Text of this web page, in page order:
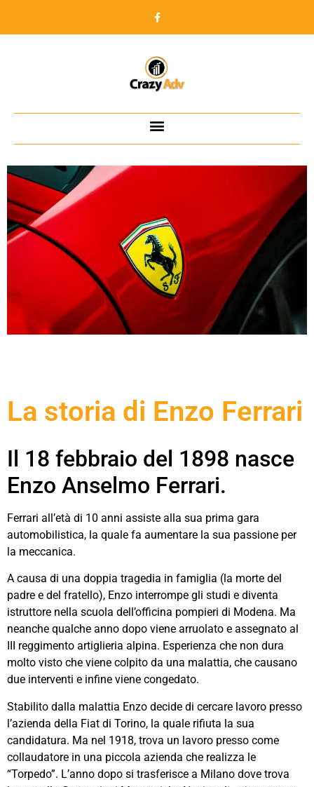
La storia di Enzo Ferrari
Il 18 febbraio del 1898 nasce
Enzo Anselmo Ferrari.
Ferrari all’età di 10 anni assiste alla sua prima gara
automobilistica, la quale fa aumentare la sua passione per
la meccanica.
A causa di una doppia tragedia in famiglia (la morte del
padre e del fratello), Enzo interrompe gli studi e diventa
istruttore nella scuola dell’officina pompieri di Modena. Ma
neanche qualche anno dopo viene arruolato e assegnato al
III reggimento artiglieria alpina. Esperienza che non dura
molto visto che viene colpito da una malattia, che causano
due interventi e infine viene congedato.
Stabilito dalla malattia Enzo decide di cercare lavoro presso
l’azienda della Fiat di Torino, la quale rifiuta la sua
candidatura. Ma nel 1918, trova un lavoro presso come
collaudatore in una piccola azienda che realizza le
“Torpedo”. L’anno dopo si trasferisce a Milano dove trova